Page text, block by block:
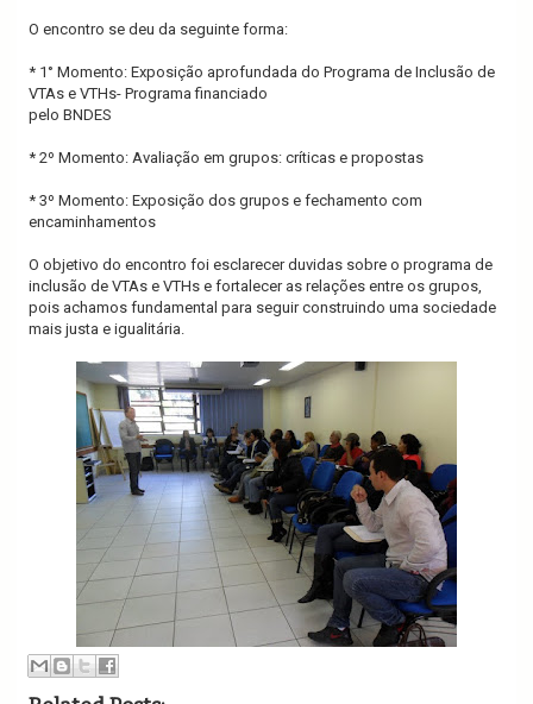
O encontro se deu da seguinte forma:
* 1° Momento: Exposição aprofundada do Programa de Inclusão de
VTAs e VTHs- Programa financiado
pelo BNDES
* 2º Momento: Avaliação em grupos: críticas e propostas
* 3º Momento: Exposição dos grupos e fechamento com
encaminhamentos
O objetivo do encontro foi esclarecer duvidas sobre o programa de
inclusão de VTAs e VTHs e fortalecer as relações entre os grupos,
pois achamos fundamental para seguir construindo uma sociedade
mais justa e igualitária.